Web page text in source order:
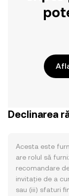
Declinarea
Acesta este
are rolul să
recomandare
invitație de a
sau (iii) sfaturi